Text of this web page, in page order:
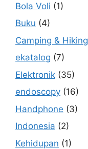
Bola Voli (1)
Buku (4)
Camping & Hiking
ekatalog (7)
Elektronik (35)
endoscopy (16)
Handphone (3)
Indonesia (2)
Kehidupan (1)